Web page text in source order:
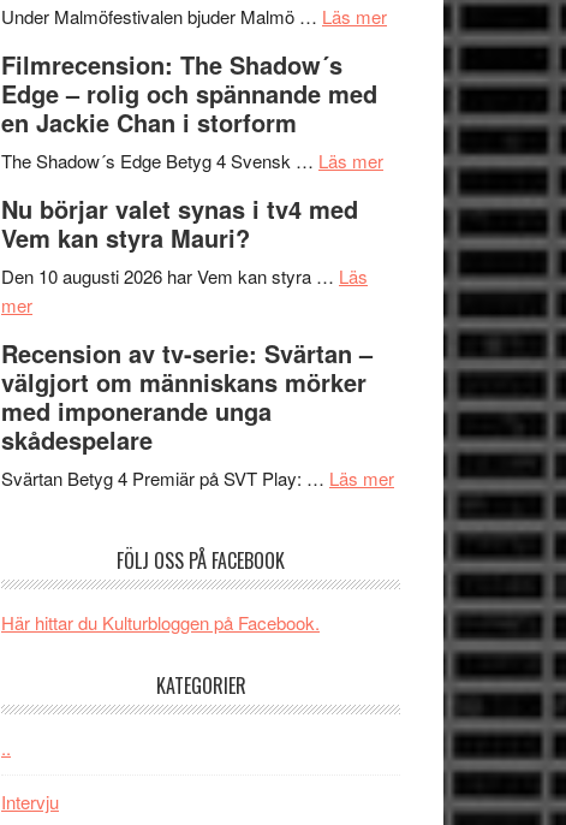
att
på
Roland
avslutar
Scensommar
Artipelag
Under Malmöfestivalen bjuder Malmö … Läs merom
Malmöfestivalen
Filmrecension: The Shadow´s
Edge – rolig och spännande med
en Jackie Chan i storform
The Shadow´s Edge Betyg 4 Svensk … Läs merom
Filmrecension:
Shadow
spännande
en
storform
Nu börjar valet synas i tv4 med
Vem kan styra Mauri?
Den 10 augusti 2026 har Vem kan styra … Läs
merom
börjar
valet
synas
i
tv4
styra
Mauri?
Recension av tv-serie: Svärtan –
välgjort om människans mörker
med imponerande unga
skådespelare
Svärtan Betyg 4 Premiär på SVT Play: … Läs merom
serie:
Svärtan
välgjort
om
människans
mörker
FÖLJ OSS PÅ FACEBOOK
Här hittar du Kulturbloggen på Facebook.
KATEGORIER
..
Intervju